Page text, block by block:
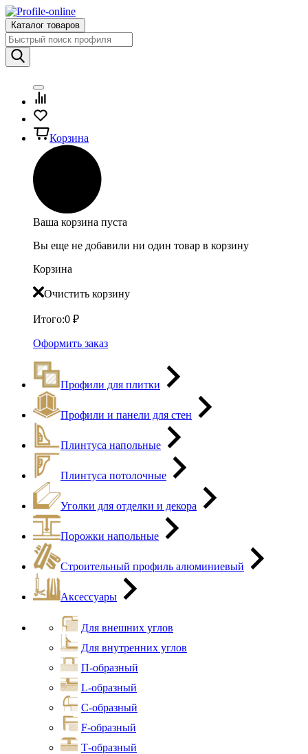
Каталог товаров
Корзина
Ваша корзина пуста
Вы еще не добавили ни один товар в корзину
Корзина
Очистить корзину
Итого:0 ₽
Оформить заказ
Профили для плитки
Профили и панели для стен
Плинтуса напольные
Плинтуса потолочные
Уголки для отделки и декора
Порожки напольные
Строительный профиль алюминиевый
Аксессуары
Для внешних углов
Для внутренних углов
П-образный
L-образный
С-образный
F-образный
Т-образный